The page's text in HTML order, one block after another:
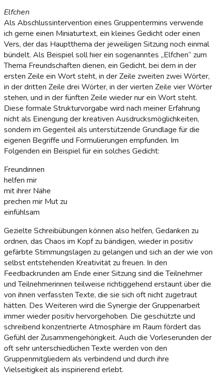
Elfchen
Als Abschlussintervention eines Gruppentermins verwende
ich gerne einen Miniaturtext, ein kleines Gedicht oder einen
Vers, der das Hauptthema der jeweiligen Sitzung noch einmal
bündelt. Als Beispiel soll hier ein sogenanntes „Elfchen“ zum
Thema Freundschaften dienen, ein Gedicht, bei dem in der
ersten Zeile ein Wort steht, in der Zeile zweiten zwei Wörter,
in der dritten Zeile drei Wörter, in der vierten Zeile vier Wörter
stehen, und in der fünften Zeile wieder nur ein Wort steht.
Diese formale Strukturvorgabe wird nach meiner Erfahrung
nicht als Einengung der kreativen Ausdrucksmöglichkeiten,
sondern im Gegenteil als unterstützende Grundlage für die
eigenen Begriffe und Formulierungen empfunden. Im
Folgenden ein Beispiel für ein solches Gedicht:
Freundinnen
helfen mir
mit ihrer Nähe
prechen mir Mut zu
einfühlsam
Gezielte Schreibübungen können also helfen, Gedanken zu
ordnen, das Chaos im Kopf zu bändigen, wieder in positiv
gefärbte Stimmungslagen zu gelangen und sich an der wie von
selbst entstehenden Kreativität zu freuen. In den
Feedbackrunden am Ende einer Sitzung sind die Teilnehmer
und Teilnehmerinnen teilweise richtiggehend erstaunt über die
von ihnen verfassten Texte, die sie sich oft nicht zugetraut
hätten. Des Weiteren wird die Synergie der Gruppenarbeit
immer wieder positiv hervorgehoben. Die geschützte und
schreibend konzentrierte Atmosphäre im Raum fördert das
Gefühl der Zusammengehörigkeit. Auch die Vorleserunden der
oft sehr unterschiedlichen Texte werden von den
Gruppenmitgliedern als verbindend und durch ihre
Vielseitigkeit als inspirierend erlebt.